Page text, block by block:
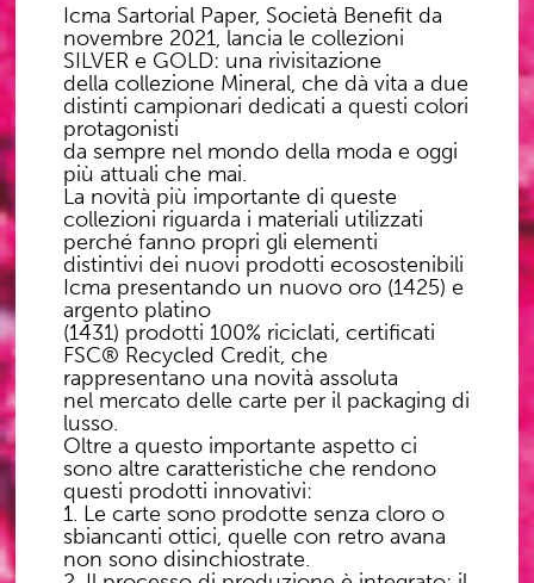
Icma Sartorial Paper, Società Benefit da
novembre 2021, lancia le collezioni
SILVER e GOLD: una rivisitazione
della collezione Mineral, che dà vita a due
distinti campionari dedicati a questi colori
protagonisti
da sempre nel mondo della moda e oggi
più attuali che mai.
La novità più importante di queste
collezioni riguarda i materiali utilizzati
perché fanno propri gli elementi
distintivi dei nuovi prodotti ecosostenibili
Icma presentando un nuovo oro (1425) e
argento platino
(1431) prodotti 100% riciclati, certificati
FSC® Recycled Credit, che
rappresentano una novità assoluta
nel mercato delle carte per il packaging di
lusso.
Oltre a questo importante aspetto ci
sono altre caratteristiche che rendono
questi prodotti innovativi:
1. Le carte sono prodotte senza cloro o
sbiancanti ottici, quelle con retro avana
non sono disinchiostrate.